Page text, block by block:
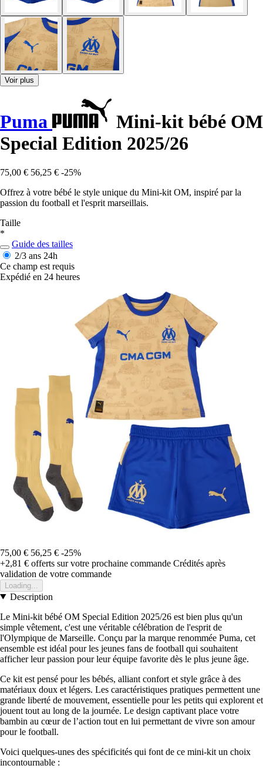
Voir plus
Puma
Mini-kit bébé OM
Special Edition 2025/26
75,00 € 56,25 € -25%
Offrez à votre bébé le style unique du Mini-kit OM, inspiré par la
passion du football et l'esprit marseillais.
Taille
*
Guide des tailles
2/3 ans 24h
Ce champ est requis
Expédié en 24 heures
75,00 € 56,25 € -25%
+2,81 € offerts sur votre prochaine commande Crédités après
validation de votre commande
Loading...
Description
Le Mini-kit bébé OM Special Edition 2025/26 est bien plus qu'un
simple vêtement, c'est une véritable célébration de l'esprit de
l'Olympique de Marseille. Conçu par la marque renommée Puma, cet
ensemble est idéal pour les jeunes fans de football qui souhaitent
afficher leur passion pour leur équipe favorite dès le plus jeune âge.
Ce kit est pensé pour les bébés, alliant confort et style grâce à des
matériaux doux et légers. Les caractéristiques pratiques permettent une
grande liberté de mouvement, essentielle pour les petits qui explorent et
jouent tout au long de la journée. Le design captivant place votre
bambin au cœur de l’action tout en lui permettant de vivre son amour
pour le football.
Voici quelques-unes des spécificités qui font de ce mini-kit un choix
incontournable :